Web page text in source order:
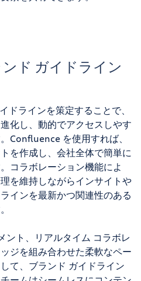
ド ガイドライン
ドラインを策定することで、
化し、動的でアクセスしやす
Confluence を使用すれば、
を作成し、会社全体で簡単に
コラボレーション機能によ
を維持しながらインサイトや
インを最新かつ関連性のある
ト、リアルタイム コラボレ
ジを組み合わせた柔軟なペー
て、ブランド ガイドライン